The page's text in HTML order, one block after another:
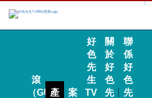
滾
（GǓN）
產
案
好
色
先
生
TV
關
於
好
色
先
聯
係
好
色
先